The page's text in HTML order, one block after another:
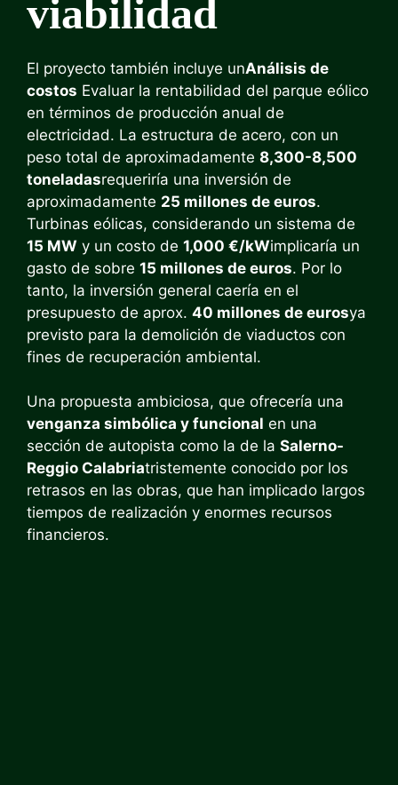
viabilidad
El proyecto también incluye unAnálisis de
costos Evaluar la rentabilidad del parque eólico
en términos de producción anual de
electricidad. La estructura de acero, con un
peso total de aproximadamente 8,300-8,500
toneladasrequeriría una inversión de
aproximadamente 25 millones de euros.
Turbinas eólicas, considerando un sistema de
15 MW y un costo de 1,000 €/kWimplicaría un
gasto de sobre 15 millones de euros. Por lo
tanto, la inversión general caería en el
presupuesto de aprox. 40 millones de eurosya
previsto para la demolición de viaductos con
fines de recuperación ambiental.
Una propuesta ambiciosa, que ofrecería una
venganza simbólica y funcional en una
sección de autopista como la de la Salerno-
Reggio Calabriatristemente conocido por los
retrasos en las obras, que han implicado largos
tiempos de realización y enormes recursos
financieros.